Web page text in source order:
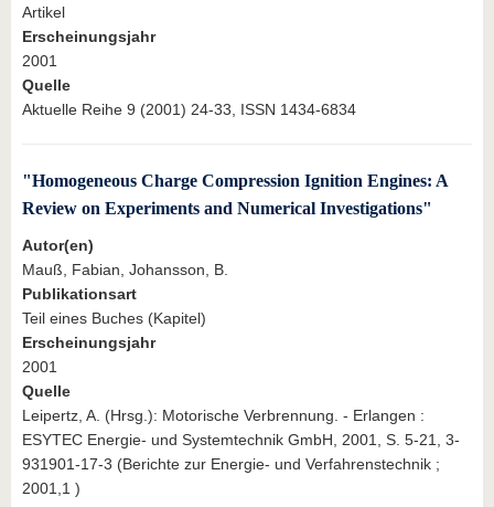
Artikel
Erscheinungsjahr
2001
Quelle
Aktuelle Reihe 9 (2001) 24-33, ISSN 1434-6834
"Homogeneous Charge Compression Ignition Engines: A
Review on Experiments and Numerical Investigations"
Autor(en)
Mauß, Fabian, Johansson, B.
Publikationsart
Teil eines Buches (Kapitel)
Erscheinungsjahr
2001
Quelle
Leipertz, A. (Hrsg.): Motorische Verbrennung. - Erlangen :
ESYTEC Energie- und Systemtechnik GmbH, 2001, S. 5-21, 3-
931901-17-3 (Berichte zur Energie- und Verfahrenstechnik ;
2001,1 )